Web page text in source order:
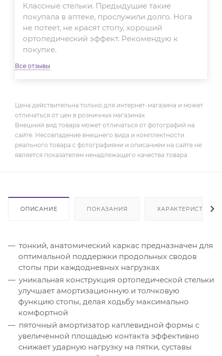
Классные стельки. Предыдущие такие
покупала в аптеке, прослужили долго. Нога
не потеет, не красят стопу, хороший
ортопедический эффект. Рекомендую к
покупке.
Все отзывы
Цена действительна только для интернет-магазина и может
отличаться от цен в розничных магазинах.
Внешний вид товара может отличаться от фотографий на
сайте. Несовпадение внешнего вида и комплектности
реального товара с фотографиями и описанием на сайте не
является показателем ненадлежащего качества товара.
ОПИСАНИЕ ПОКАЗАНИЯ ХАРАКТЕРИСТИКИ
тонкий, анатомический каркас предназначен для
оптимальной поддержки продольных сводов
стопы при каждодневных нагрузках
уникальная конструкция ортопедической стельки
улучшает амортизационную и толчковую
функцию стопы, делая ходьбу максимально
комфортной
пяточный амортизатор каплевидной формы с
увеличенной площадью контакта эффективно
снижает ударную нагрузку на пятки, суставы